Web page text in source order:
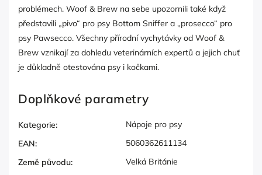
problémech. Woof & Brew na sebe upozornili také když
představili „pivo“ pro psy Bottom Sniffer a „prosecco“ pro
psy Pawsecco. Všechny přírodní vychytávky od Woof &
Brew vznikají za dohledu veterinárních expertů a jejich chuť
je důkladně otestována psy i kočkami.
Doplňkové parametry
Kategorie:
Nápoje pro psy
EAN:
5060362611134
Země původu: Velká Británie